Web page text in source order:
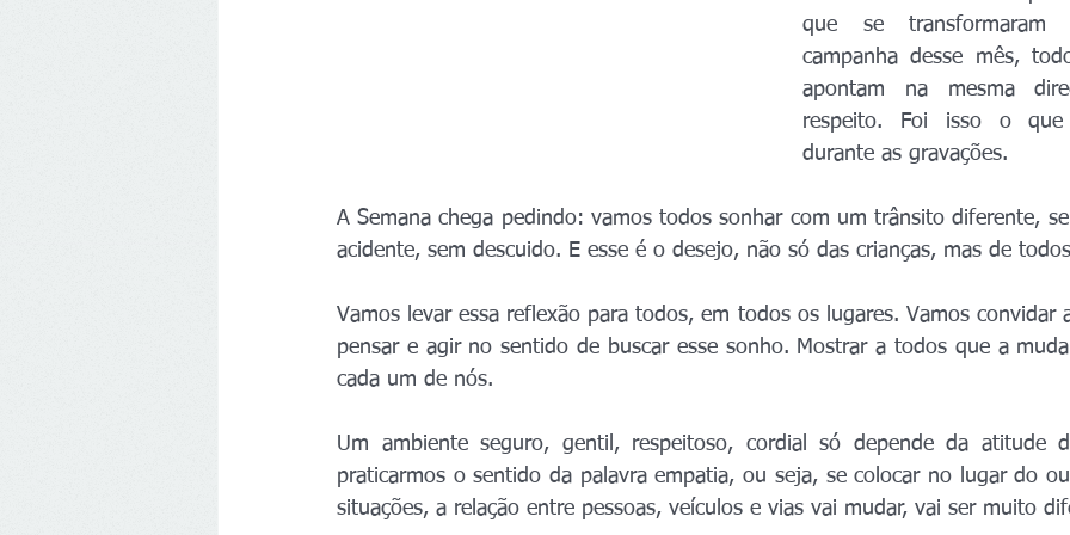
que se
campanha desse mês,
apontam na mesma
respeito. Foi isso o que
durante as gravações.
A Semana chega pedindo: vamos todos sonhar com um trânsito diferente,
acidente, sem descuido. E esse é o desejo, não só das crianças, mas de
Vamos levar essa reflexão para todos, em todos os lugares. Vamos convidar
pensar e agir no sentido de buscar esse sonho. Mostrar a todos que a
cada um de nós.
Um ambiente seguro, gentil, respeitoso, cordial só depende da atitude
praticarmos o sentido da palavra empatia, ou seja, se colocar no lugar do
situações, a relação entre pessoas, veículos e vias vai mudar, vai ser muito